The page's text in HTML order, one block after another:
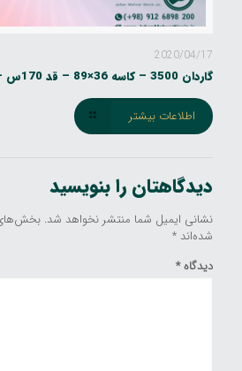
2020/04/17
گاردان 3500 – کاسه 36×89 – قد 170س – مته چاله کن استاندارد
اطلاعات بیشتر
دیدگاهتان را بنویسید
نشانی ایمیل شما منتشر نخواهد شد. بخش‌های
شده‌اند *
دیدگاه*